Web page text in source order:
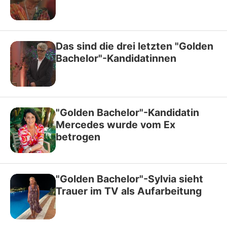
Das sind die drei letzten "Golden
Bachelor"-Kandidatinnen
"Golden Bachelor"-Kandidatin
Mercedes wurde vom Ex
betrogen
"Golden Bachelor"-Sylvia sieht
Trauer im TV als Aufarbeitung